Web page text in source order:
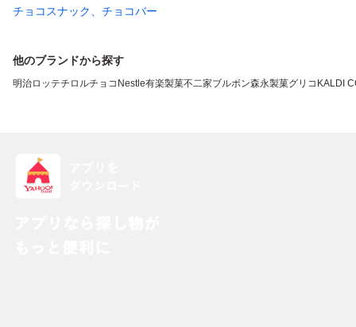
チョコスナック、チョコバー
他のブランドから探す
明治ロッテチロルチョコ Nestle有楽製菓不二家ブルボン森永製菓グリコ KALDI